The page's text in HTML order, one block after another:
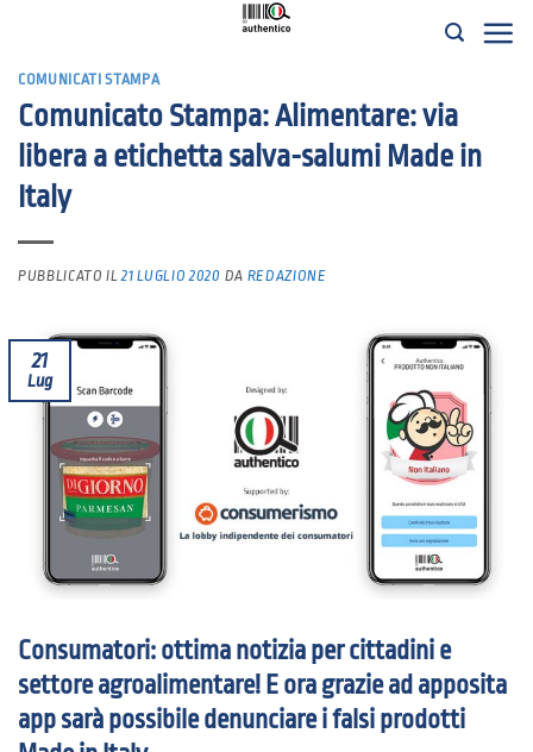
contenuti
COMUNICATI STAMPA
Comunicato Stampa: Alimentare: via
libera a etichetta salva-salumi Made in
Italy
PUBBLICATO IL21 LUGLIO 2020 DA REDAZIONE
21
Lug
Consumatori: ottima notizia per cittadini e
settore agroalimentare! E ora grazie ad apposita
app sarà possibile denunciare i falsi prodotti